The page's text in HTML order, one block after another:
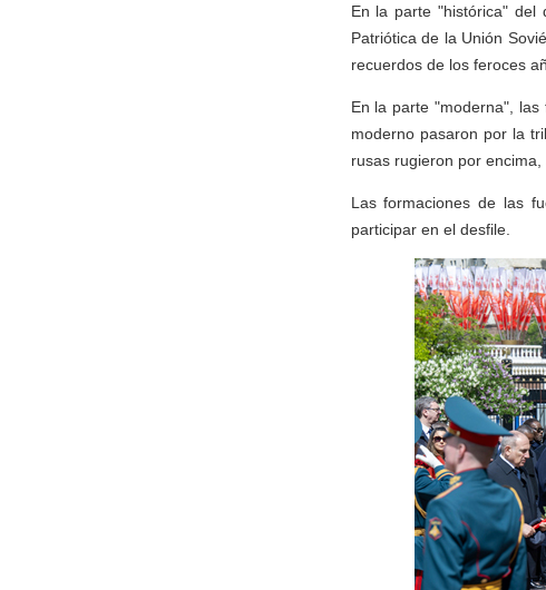
En la parte "histórica" del
Patriótica de la Unión
recuerdos de los feroces
En la parte "moderna",
moderno pasaron por la
rusas rugieron por encima,
Las formaciones de las
participar en el desfile.